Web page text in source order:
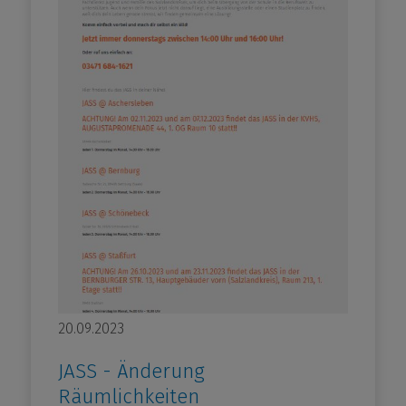
20.09.2023
JASS - Änderung
Räumlichkeiten